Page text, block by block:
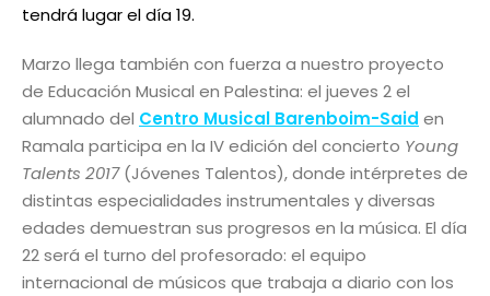
tendrá lugar el día 19.
Marzo llega también con fuerza a nuestro proyecto
de Educación Musical en Palestina: el jueves 2 el
alumnado del Centro Musical Barenboim-Said en
Ramala participa en la IV edición del concierto Young
Talents 2017(Jóvenes Talentos), donde intérpretes de
distintas especialidades instrumentales y diversas
edades demuestran sus progresos en la música. El día
22 será el turno del profesorado: el equipo
internacional de músicos que trabaja a diario con los